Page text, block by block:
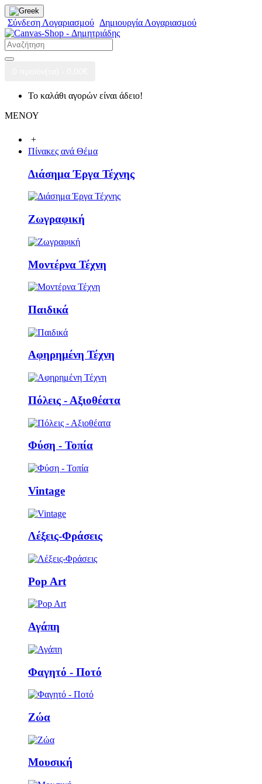
Σύνδεση Λογαριασμού Δημιουργία Λογαριασμού
Το καλάθι αγορών είναι άδειο!
ΜΕΝΟΥ
+
Πίνακες ανά Θέμα
Διάσημα Έργα Τέχνης
Ζωγραφική
Μοντέρνα Τέχνη
Παιδικά
Αφηρημένη Τέχνη
Πόλεις - Αξιοθέατα
Φύση - Τοπία
Vintage
Λέξεις-Φράσεις
Pop Art
Αγάπη
Φαγητό - Ποτό
Ζώα
Μουσική